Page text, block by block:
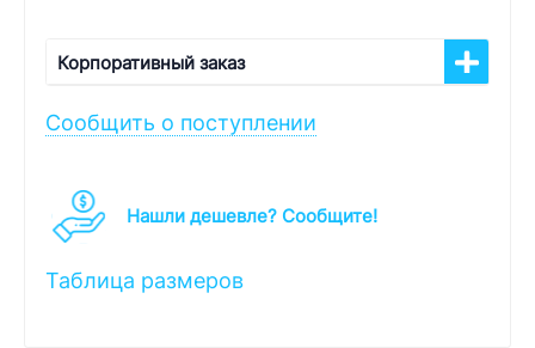
Корпоративный заказ
Сообщить о поступлении
Нашли дешевле? Cообщите!
Таблица размеров